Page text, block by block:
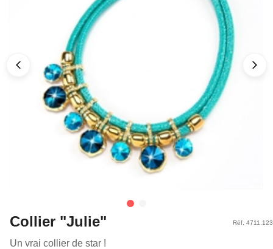
Collier "Julie"
Un vrai collier de star !
Réf. 4711.123